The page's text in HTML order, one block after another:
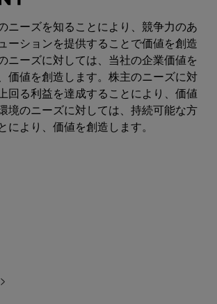
ニーズを知ることにより、競争力のあ
ーションを提供することで価値を創造
ニーズに対しては、当社の企業価値を
価値を創造します。株主のニーズに対
回る利益を達成することにより、価値
境のニーズに対しては、持続可能な方
により、価値を創造します。